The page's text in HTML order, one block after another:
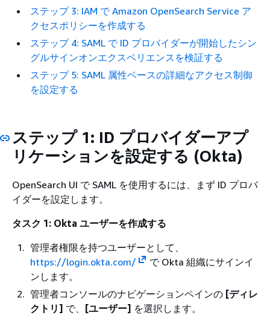
ステップ 3: IAM で Amazon OpenSearch Service ア
クセスポリシーを作成する
ステップ 4: SAML で ID プロバイダーが開始したシン
グルサインオンエクスペリエンスを検証する
ステップ 5: SAML 属性ベースの詳細なアクセス制御
を設定する
ステップ 1: ID プロバイダーアプ
リケーションを設定する (Okta)
OpenSearch UI で SAML を使用するには、まず ID プロバ
イダーを設定します。
タスク 1: Okta ユーザーを作成する
管理者権限を持つユーザーとして、
https://login.okta.com/
で Okta 組織にサインイ
ンします。
管理者コンソールのナビゲーションペインの [ディレ
クトリ] で、 [ユーザー] を選択します。